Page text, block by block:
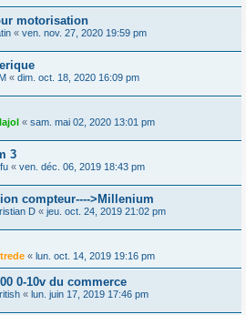
motorisation
« ven. nov. 27, 2020 19:59 pm
« dim. oct. 18, 2020 16:09 pm
« sam. mai 02, 2020 13:01 pm
3
« ven. déc. 06, 2019 18:43 pm
compteur---->Millenium
D « jeu. oct. 24, 2019 21:02 pm
« lun. oct. 14, 2019 19:16 pm
0-10v du commerce
« lun. juin 17, 2019 17:46 pm